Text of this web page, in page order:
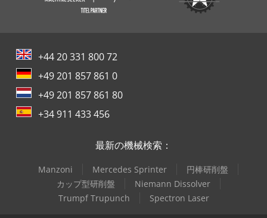
+44 20 331 800 72
+49 201 857 861 0
+49 201 857 861 80
+34 911 433 456
最新の機械検索：
Manzoni Mercedes Sprinter
円棒研削盤
カップ型研削盤
Niemann Dissolver
Trumpf Trupunch
Spectron Laser